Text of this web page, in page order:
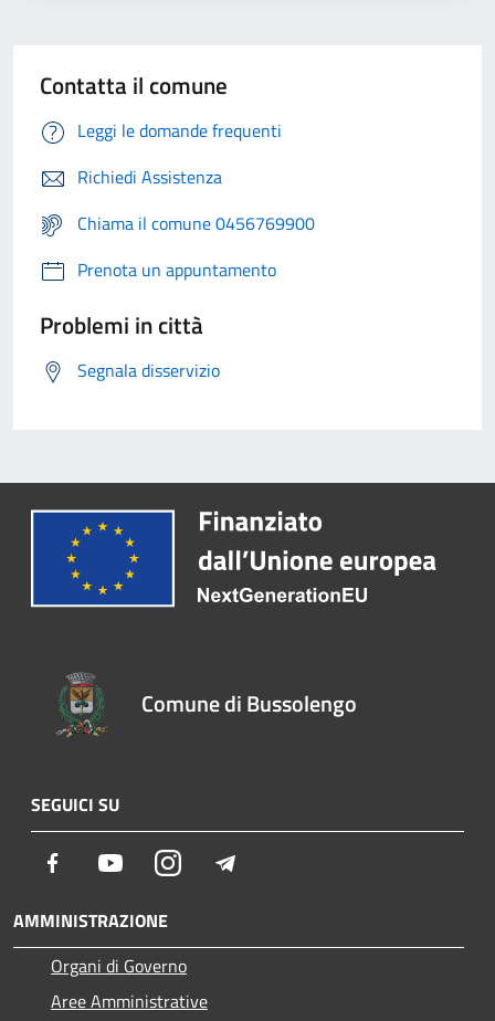
Contatta il comune
Leggi le domande frequenti
Richiedi Assistenza
Chiama il comune 0456769900
Prenota un appuntamento
Problemi in città
Segnala disservizio
Comune di Bussolengo
SEGUICI SU
Facebook YoutubeInstagram
AMMINISTRAZIONE
Organi di Governo
Aree Amministrative